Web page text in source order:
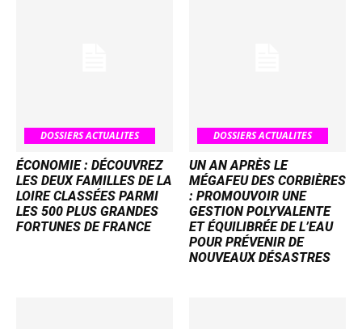
DOSSIERS ACTUALITES
ÉCONOMIE : DÉCOUVREZ
LES DEUX FAMILLES DE LA
LOIRE CLASSÉES PARMI
LES 500 PLUS GRANDES
FORTUNES DE FRANCE
DOSSIERS ACTUALITES
UN AN APRÈS LE
MÉGAFEU DES CORBIÈRES
: PROMOUVOIR UNE
GESTION POLYVALENTE
ET ÉQUILIBRÉE DE L’EAU
POUR PRÉVENIR DE
NOUVEAUX DÉSASTRES